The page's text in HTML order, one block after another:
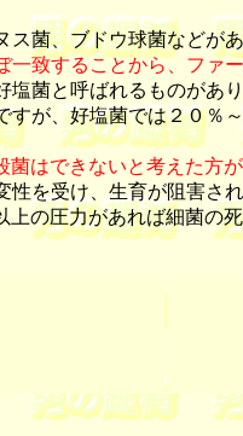
菌、ブドウ球菌などが
致することから、ファ
菌と呼ばれるものがあり
が、好塩菌では２０
菌はできないと考えた方
を受け、生育が阻害され
圧力があれば細菌の